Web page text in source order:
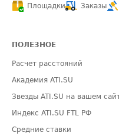
Площадки
Заказы
ПОЛЕЗНОЕ
Расчет расстояний
Академия ATI.SU
Звезды ATI.SU на вашем
Индекс ATI.SU FTL РФ
Средние ставки